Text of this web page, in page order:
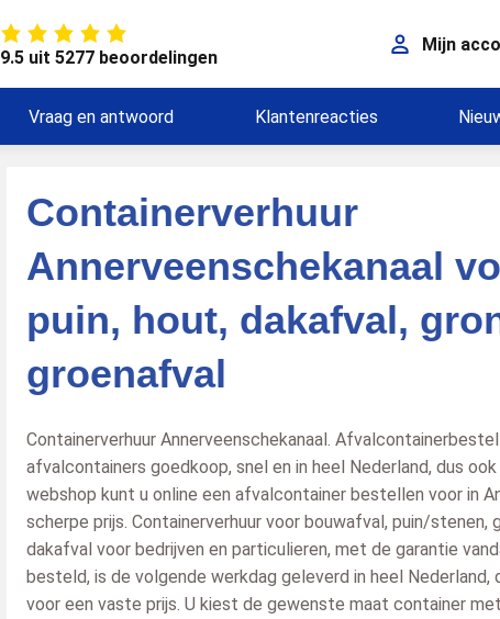
9.5 uit 5277 beoordelingen
Mijn
Vraag en antwoord Klantenreacties
Containerverhuur
Annerveenschekanaal
puin, hout, dakafval,
groenafval
Containerverhuur Annerveenschekanaal.
afvalcontainers goedkoop, snel en in heel Nederland, dus
webshop kunt u online een afvalcontainer bestellen voor in
scherpe prijs. Containerverhuur voor bouwafval, puin/stenen,
dakafval voor bedrijven en particulieren, met de garantie
besteld, is de volgende werkdag geleverd in heel Nederland,
voor een vaste prijs. U kiest de gewenste maat container